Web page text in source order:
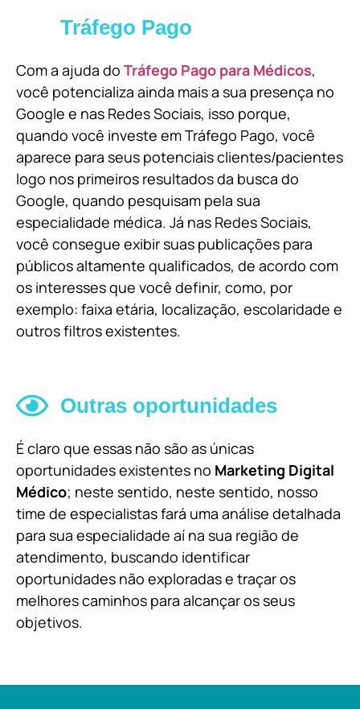
Tráfego Pago
Com a ajuda do Tráfego Pago para Médicos,
você potencializa ainda mais a sua presença no
Google e nas Redes Sociais, isso porque,
quando você investe em Tráfego Pago, você
aparece para seus potenciais clientes/pacientes
logo nos primeiros resultados da busca do
Google, quando pesquisam pela sua
especialidade médica. Já nas Redes Sociais,
você consegue exibir suas publicações para
públicos altamente qualificados, de acordo com
os interesses que você definir, como, por
exemplo: faixa etária, localização, escolaridade e
outros filtros existentes.
Outras oportunidades
É claro que essas não são as únicas
oportunidades existentes no Marketing Digital
Médico; neste sentido, neste sentido, nosso
time de especialistas fará uma análise detalhada
para sua especialidade aí na sua região de
atendimento, buscando identificar
oportunidades não exploradas e traçar os
melhores caminhos para alcançar os seus
objetivos.